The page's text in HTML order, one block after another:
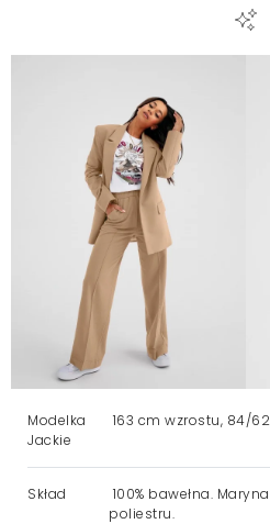
Modelka
Jackie
163 cm wzrostu, 84/
Skład
100% bawełna.
poliestru.